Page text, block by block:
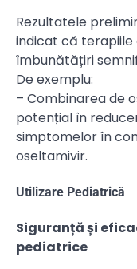
Rezultatele
indicat că
îmbunătățiri
De exemplu:
– Combinarea de
potențial în
simptomelor în
oseltamivir.
Utilizare Pediatrică
Siguranță și
pediatrice